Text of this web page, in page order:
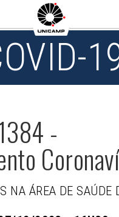
-
NA ÁREA DE SAÚDE